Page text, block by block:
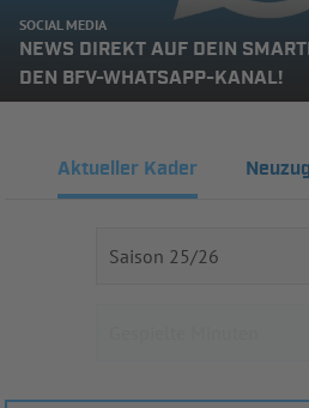
SOCIAL MEDIA
NEWS DIREKT AUF DEIN
DEN BFV-WHATSAPP-KANAL!
Aktueller Kader